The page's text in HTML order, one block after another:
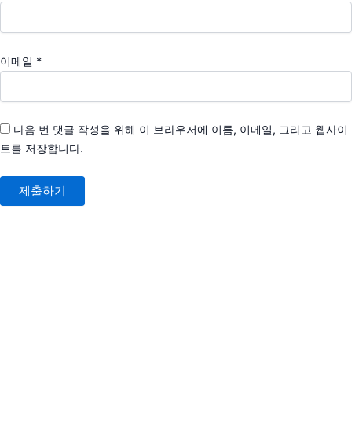
이메일 *
다음 번 댓글 작성을 위해 이 브라우저에 이름, 이메일, 그리고 웹사이
트를 저장합니다.